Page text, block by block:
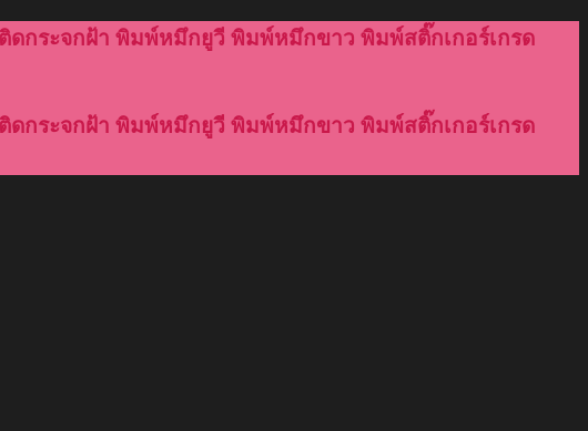
ดกระจกฝ้า พิมพ์หมึกยูวี พิมพ์หมึกขาว พิมพ์สติ๊กเกอร์เกรด
ดกระจกฝ้า พิมพ์หมึกยูวี พิมพ์หมึกขาว พิมพ์สติ๊กเกอร์เกรด